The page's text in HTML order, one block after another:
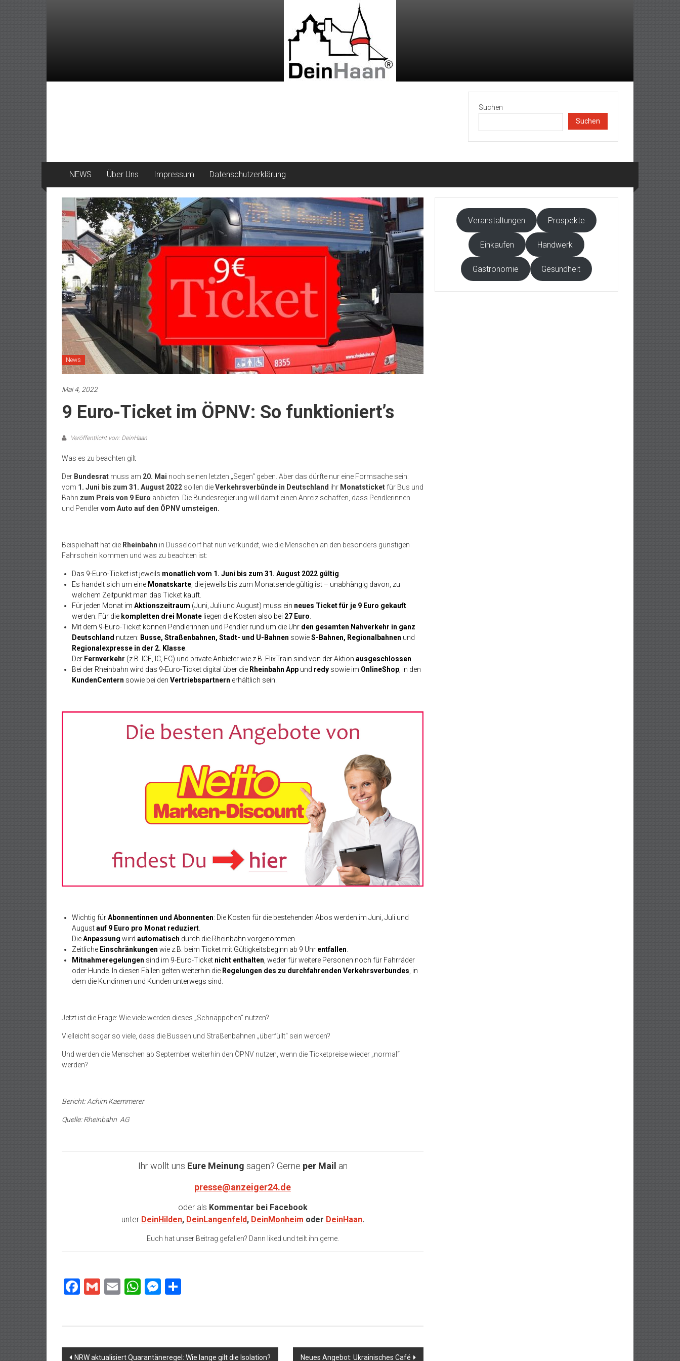
Suchen
Suchen
NEWS Über Uns Impressum Datenschutzerklärung
News
Mai 4, 2022
9 Euro-Ticket im ÖPNV: So funktioniert’s
Veröffentlicht von: DeinHaan
Was es zu beachten gilt
Der Bundesrat muss am 20. Mai noch seinen letzten „Segen“ geben. Aber das dürfte nur eine Formsache sein:
vom 1. Juni bis zum 31. August 2022 sollen dieVerkehrsverbünde in Deutschland ihr Monatsticket für Bus und
Bahn zum Preis von 9 Euro anbieten. Die Bundesregierung will damit einen Anreiz schaffen, dass Pendlerinnen
und Pendlervom Auto auf den ÖPNV umsteigen.
Beispielhaft hat die Rheinbahn in Düsseldorf hat nun verkündet, wie die Menschen an den besonders günstigen
Fahrschein kommen und was zu beachten ist:
Das 9-Euro-Ticket ist jeweils monatlich vom 1. Juni bis zum 31. August 2022 gültig
Es handelt sich um eine Monatskarte , die jeweils bis zum Monatsende gültig ist – unabhängig davon, zu
welchem Zeitpunkt man das Ticket kauft.
Für jeden Monat im Aktionszeitraum (Juni, Juli und August) muss ein neues Ticket für je 9 Euro gekauft
werden. Für die kompletten drei Monate liegen die Kosten also bei 27 Euro
Mit dem 9-Euro-Ticket können Pendlerinnen und Pendler rund um die Uhr den gesamten Nahverkehr in ganz
Deutschland nutzen: Busse, Straßenbahnen, Stadt- und U-Bahnen sowieS-Bahnen, Regionalbahnen und
Regionalexpresse in der 2. Klasse
Der Fernverkehr (z.B. ICE, IC, EC) und private Anbieter wie z.B. FlixTrain sind von der Aktion ausgeschlossen
Bei der Rheinbahn wird das 9-Euro-Ticket digital über die Rheinbahn App und redy sowie im OnlineShop , in den
KundenCentern sowie bei den Vertriebspartnern erhältlich sein.
Wichtig fürAbonnentinnen und Abonnenten: Die Kosten für die bestehenden Abos werden im Juni, Juli und
Augustauf 9 Euro pro Monat reduziert
DieAnpassung wird automatisch durch die Rheinbahn vorgenommen.
Zeitliche Einschränkungen wie z.B. beim Ticket mit Gültigkeitsbeginn ab 9 Uhr entfallen
Mitnahmeregelungen sind im 9-​Euro-Ticket nicht enthalten , weder für weitere Personen noch für Fahrräder
oder Hunde. In diesen Fällen gelten weiterhin die Regelungen des zu durchfahrenden Verkehrsverbundes , in
dem die Kundinnen und Kunden unterwegs sind.
Jetzt ist die Frage: Wie viele werden dieses „Schnäppchen“ nutzen?
Vielleicht sogar so viele, dass die Bussen und Straßenbahnen „überfüllt“ sein werden?
Und werden die Menschen ab September weiterhin den ÖPNV nutzen, wenn die Ticketpreise wieder „normal“
werden?
Bericht: Achim Kaemmerer
Quelle: Rheinbahn AG
Ihr wollt uns Eure Meinung sagen? Gerne per Mail an
presse@anzeiger24.de
oder als Kommentar bei Facebook
unter DeinHilden, DeinLangenfeld, DeinMonheim oder DeinHaan.
Euch hat unser Beitrag gefallen? Dann liked und teilt ihn gerne.
Facebook
GmailEmailWhatsApp
Messenger
Beitragsnavigation
NRW aktualisiert Quarantäneregel: Wie lange gilt die Isolation? Neues Angebot: Ukrainisches Café
Veranstaltungen Prospekte
Einkaufen Handwerk
Gastronomie Gesundheit